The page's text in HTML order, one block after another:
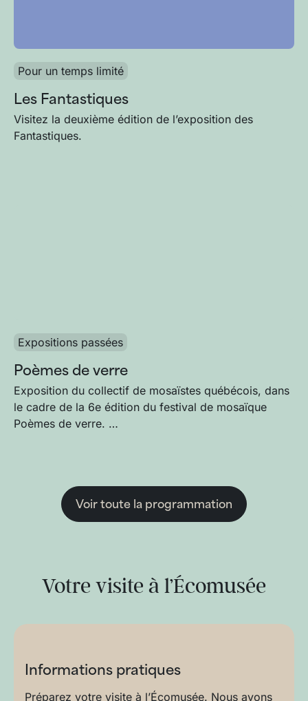
Pour un temps limité
Les Fantastiques
Visitez la deuxième édition de l’exposition des
Fantastiques.
Expositions passées
Poèmes de verre
Exposition du collectif de mosaïstes québécois, dans
le cadre de la 6e édition du festival de mosaïque
Poèmes de verre. …
Voir toute la programmation
Votre visite à l’Écomusée
Informations pratiques
Préparez votre visite à l’Écomusée. Nous avons